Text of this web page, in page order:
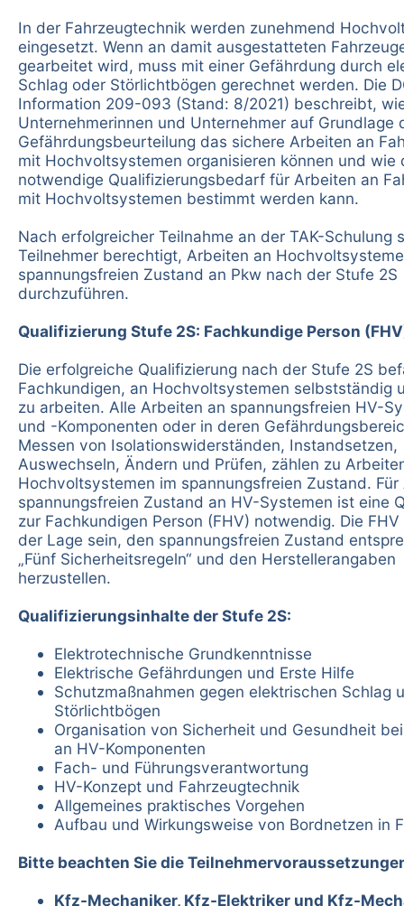
In der Fahrzeugtechnik werden zunehmend
eingesetzt. Wenn an damit ausgestatteten
gearbeitet wird, muss mit einer Gefährdung durch
Schlag oder Störlichtbögen gerechnet werden. Die
Information 209-093 (Stand: 8/2021) beschreibt,
Unternehmerinnen und Unternehmer auf Grundlage
Gefährdungsbeurteilung das sichere Arbeiten an
mit Hochvoltsystemen organisieren können und wie
notwendige Qualifizierungsbedarf für Arbeiten an
mit Hochvoltsystemen bestimmt werden kann.
Nach erfolgreicher Teilnahme an der TAK-Schulung
Teilnehmer berechtigt, Arbeiten an
spannungsfreien Zustand an Pkw nach der Stufe 2S
durchzuführen.
Qualifizierung Stufe 2S: Fachkundige Person
Die erfolgreiche Qualifizierung nach der Stufe 2S
Fachkundigen, an Hochvoltsystemen selbstständig
zu arbeiten. Alle Arbeiten an spannungsfreien HV-
und -Komponenten oder in deren
Messen von Isolationswiderständen, Instandsetzen,
Auswechseln, Ändern und Prüfen, zählen zu
Hochvoltsystemen im spannungsfreien Zustand.
spannungsfreien Zustand an HV-Systemen ist eine
zur Fachkundigen Person (FHV) notwendig. Die
der Lage sein, den spannungsfreien Zustand
„Fünf Sicherheitsregeln“ und den Herstellerangaben
herzustellen.
Qualifizierungsinhalte der Stufe 2S:
Elektrotechnische Grundkenntnisse
Elektrische Gefährdungen und Erste Hilfe
Schutzmaßnahmen gegen elektrischen Schlag
Störlichtbögen
Organisation von Sicherheit und Gesundheit
an HV-Komponenten
Fach- und Führungsverantwortung
HV-Konzept und Fahrzeugtechnik
Allgemeines praktisches Vorgehen
Aufbau und Wirkungsweise von Bordnetzen in
Bitte beachten Sie die
Kfz-Mechaniker, Kfz-Elektriker und Kfz-